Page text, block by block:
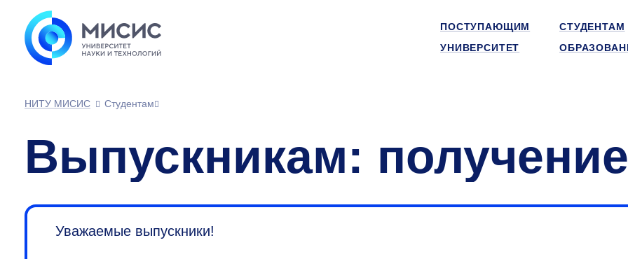
ПОСТУПАЮЩИМ СТУДЕНТАМ
УНИВЕРСИТЕТ
НИТУ МИСИС
Студентам
Выпускникам:
Уважаемые выпускники!